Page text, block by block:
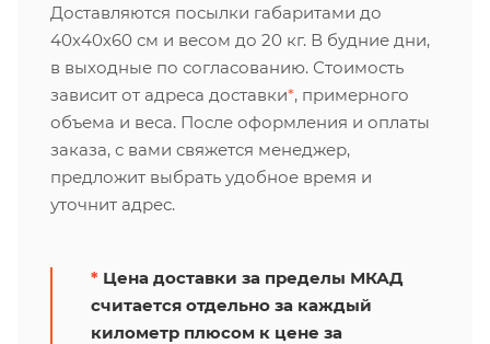
Доставляются посылки габаритами до
40х40х60 см и весом до 20 кг. В будние дни,
в выходные по согласованию. Стоимость
зависит от адреса доставки*, примерного
объема и веса. После оформления и оплаты
заказа, с вами свяжется менеджер,
предложит выбрать удобное время и
уточнит адрес.
* Цена доставки за пределы МКАД
считается отдельно за каждый
километр плюсом к цене за